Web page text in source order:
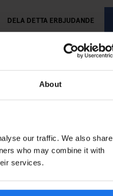
About
our traffic. We also share
who may combine it with
services.
DELA DETTA ERBJUDANDE